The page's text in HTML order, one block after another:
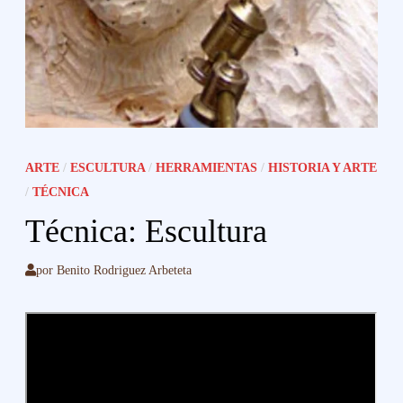
ARTE /ESCULTURA/HERRAMIENTAS /HISTORIA Y ARTE
/TÉCNICA
Técnica: Escultura
porBenito Rodriguez Arbeteta